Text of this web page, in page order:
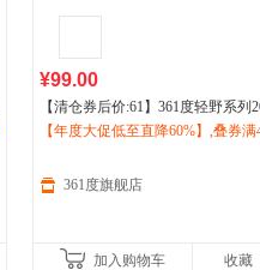
¥99.00
【清仓券后价:61】361度轻野系列
2秋季新款男子百搭圆领卫衣运动
【年度大促低至直降60%】,叠券满
361度旗舰店
加入购物车 收藏